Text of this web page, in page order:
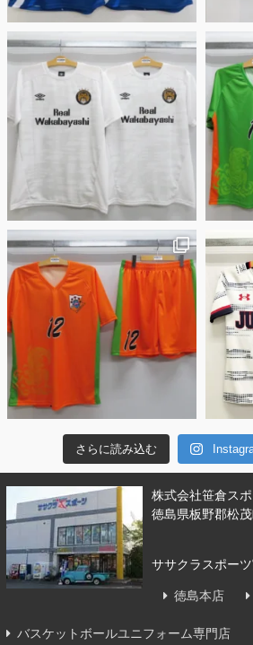
さらに読み込む
株式会社笹倉ス
徳島県板野郡松
ササクラスポー
徳島本店
バスケットボールユニフォーム専門店